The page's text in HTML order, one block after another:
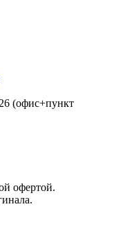
(офис+пункт
офертой.